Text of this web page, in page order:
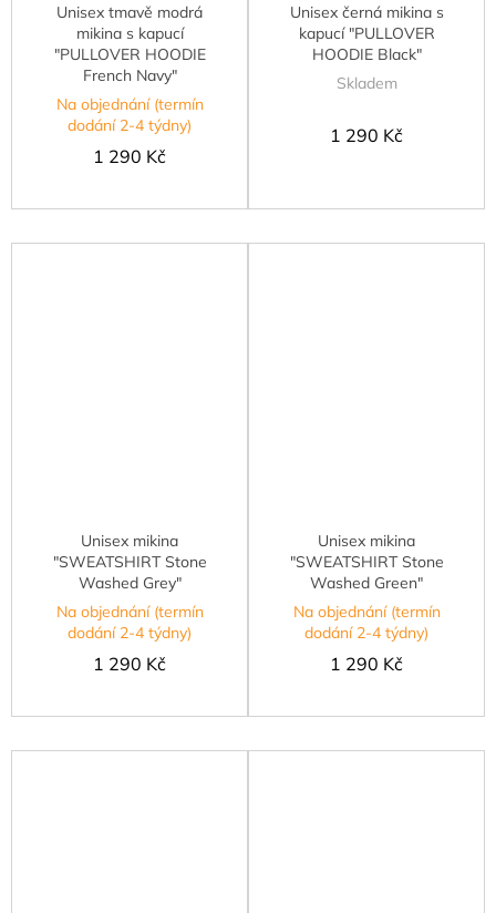
Unisex tmavě modrá
mikina s kapucí
"PULLOVER HOODIE
French Navy"
Na objednání (termín
dodání 2-4 týdny)
1 290 Kč
Unisex černá mikina s
kapucí "PULLOVER
HOODIE Black"
Skladem
1 290 Kč
Unisex mikina
"SWEATSHIRT Stone
Washed Grey"
Na objednání (termín
dodání 2-4 týdny)
1 290 Kč
Unisex mikina
"SWEATSHIRT Stone
Washed Green"
Na objednání (termín
dodání 2-4 týdny)
1 290 Kč